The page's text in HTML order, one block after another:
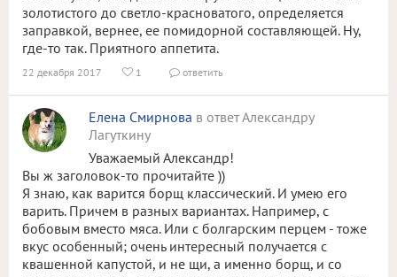
золотистого до светло-красноватого, определяется
заправкой, вернее, ее помидорной составляющей. Ну,
где-то так. Приятного аппетита.
22 декабря 2017  1  ответить
Елена Смирнова в ответ Александру
Лагуткину
Уважаемый Александр!
Вы ж заголовок-то прочитайте ))
Я знаю, как варится борщ классический. И умею его
варить. Причем в разных вариантах. Например, с
бобовым вместо мяса. Или с болгарским перцем - тоже
вкус особенный; очень интересный получается с
квашенной капустой, и не щи, а именно борщ, и со